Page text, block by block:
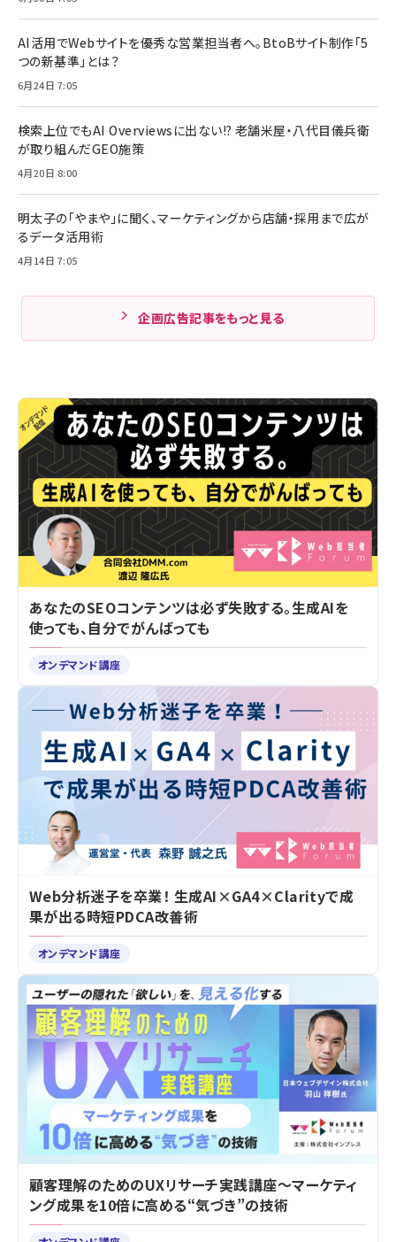
AI活用でWebサイトを優秀な営業担当者へ。BtoBサイト制作「5
つの新基準」とは？
6月24日 7:05
検索上位でもAI Overviewsに出ない!? 老舗米屋・八代目儀兵衛
が取り組んだGEO施策
4月20日 8:00
明太子の「やまや」に聞く、マーケティングから店舗・採用まで広が
るデータ活用術
4月14日 7:05
企画広告記事をもっと見る
あなたのSEOコンテンツは必ず失敗する。生成AIを
使っても、自分でがんばっても
オンデマンド講座
Web分析迷子を卒業！ 生成AI×GA4×Clarityで成
果が出る時短PDCA改善術
オンデマンド講座
顧客理解のためのUXリサーチ実践講座～マーケティ
ング成果を10倍に高める“気づき”の技術